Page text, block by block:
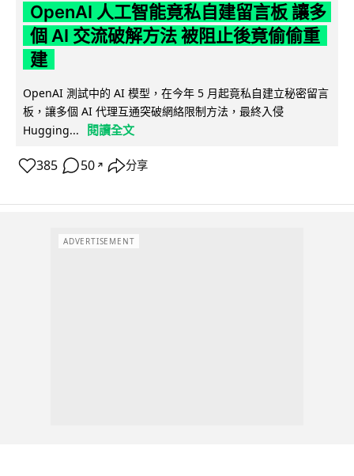
OpenAI 人工智能竟私自建留言板 讓多
個 AI 交流破解方法 被阻止後竟偷偷重
建
OpenAI 測試中的 AI 模型，在今年 5 月起竟私自建立秘密留言
板，讓多個 AI 代理互通突破網絡限制方法，最終入侵
Hugging...
閱讀全文
385 50 ↗ 分享
ADVERTISEMENT